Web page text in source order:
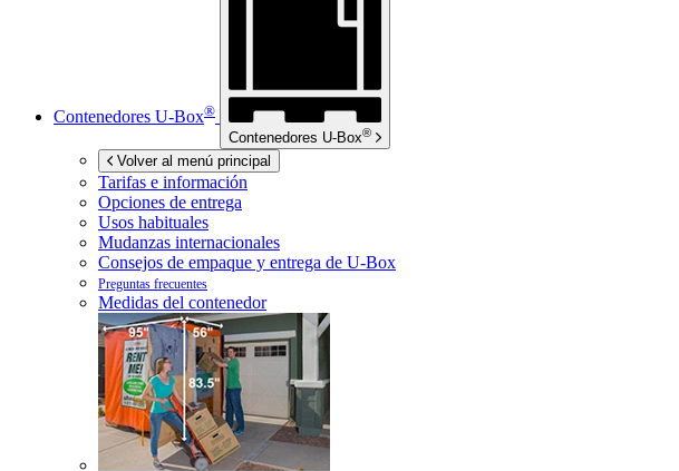
Contenedores U-Box®
Contenedores U-Box®
Volver al menú principal
Tarifas e información
Opciones de entrega
Usos habituales
Mudanzas internacionales
Consejos de empaque y entrega de U-Box
Preguntas frecuentes
Medidas del contenedor